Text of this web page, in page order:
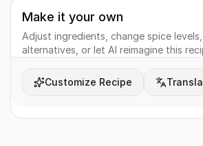
Make it your own
Adjust ingredients, change spice
alternatives, or let AI reimagine this
Customize Recipe